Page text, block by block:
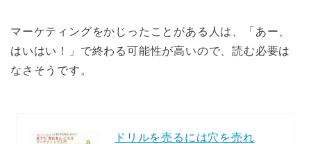
マーケティングをかじったことがある人は、「あー、
はいはい！」で終わる可能性が高いので、読む必要は
なさそうです。
ドリルを売るには穴を売れ